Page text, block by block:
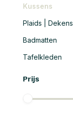
Kussens
Plaids | Dekens
Badmatten
Tafelkleden
Prijs